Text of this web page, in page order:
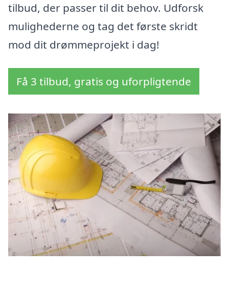
tilbud, der passer til dit behov. Udforsk
mulighederne og tag det første skridt
mod dit drømmeprojekt i dag!
Få 3 tilbud, gratis og uforpligtende